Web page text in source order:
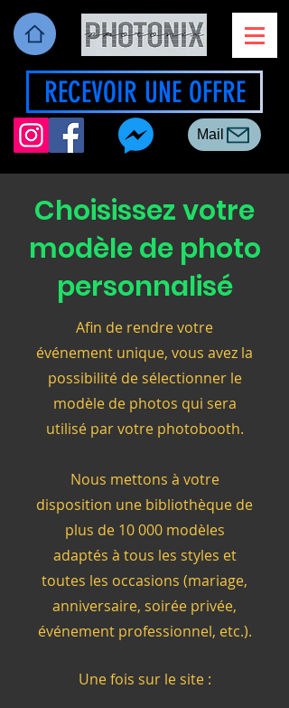
Mail
RECEVOIR UNE OFFRE
Choisissez votre
modèle de photo
personnalisé
Afin de rendre votre
événement unique, vous avez la
possibilité de sélectionner le
modèle de photos qui sera
utilisé par votre photobooth.
Nous mettons à votre
disposition une bibliothèque de
plus de 10 000 modèles
adaptés à tous les styles et
toutes les occasions (mariage,
anniversaire, soirée privée,
événement professionnel, etc.).
Une fois sur le site :